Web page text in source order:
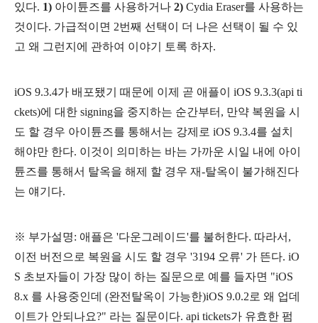
있다. 1) 아이튠즈를 사용하거나 2) Cydia Eraser를 사용하는
것이다. 가급적이면 2번째 선택이 더 나은 선택이 될 수 있
고 왜 그런지에 관하여 이야기 토록 하자.
iOS 9.3.4가 배포됐기 때문에 이제 곧 애플이 iOS 9.3.3(api ti
ckets)에 대한 signing을 중지하는 순간부터, 만약 복원을 시
도 할 경우 아이튠즈를 통해서는 강제로 iOS 9.3.4를 설치
해야만 한다. 이것이 의미하는 바는 가까운 시일 내에 아이
튠즈를 통해서 탈옥을 해제 할 경우 재-탈옥이 불가해진다
는 얘기다.
※ 부가설명: 애플은 '다운그레이드'를 불허한다. 따라서,
이전 버전으로 복원을 시도 할 경우 '3194 오류' 가 뜬다. iO
S 초보자들이 가장 많이 하는 질문으로 예를 들자면 "iOS
8.x 를 사용중인데 (완전탈옥이 가능한)iOS 9.0.2로 왜 업데
이트가 안되나요?" 라는 질문이다. api tickets가 유효한 펌